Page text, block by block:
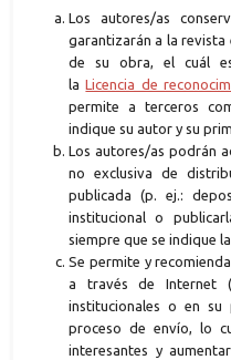
Los autores/as
garantizarán a la revista
de su obra, el cuál
laLicencia de
permite a terceros
indique su autor y su
Los autores/as podrán
no exclusiva de
publicada (p. ej.:
institucional o
siempre que se indique
Se permite y
a través de Internet
institucionales o en
proceso de envío, lo
interesantes y